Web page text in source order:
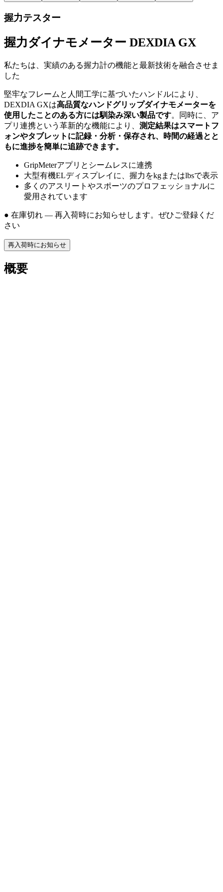
握力テスター
握力ダイナモメーター DEXDIA GX
私たちは、実績のある握力計の機能と最新技術を融合させま
した
堅牢なフレームと人間工学に基づいたハンドルにより、
DEXDIA GXは高品質なハンドグリップダイナモメーターを
使用したことのある方には馴染み深い製品です。同時に、ア
プリ連携という革新的な機能により、 測定結果はスマートフ
ォンやタブレットに記録・分析・保存され、時間の経過とと
もに進捗を簡単に追跡できます。
GripMeterアプリとシームレスに連携
大型有機ELディスプレイに、握力をkgまたはlbsで表示
多くのアスリートやスポーツのプロフェッショナルに
愛用されています
● 在庫切れ — 再入荷時にお知らせします。ぜひご登録くだ
さい
再入荷時にお知らせ
概要